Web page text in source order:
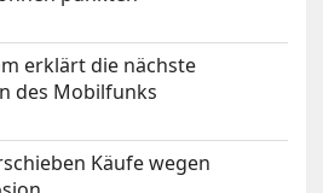
erklärt die nächste
des Mobilfunks
Käufe wegen